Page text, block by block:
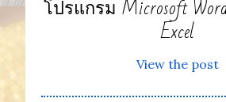
โปรแกรม Microsoft
Excel
View the post